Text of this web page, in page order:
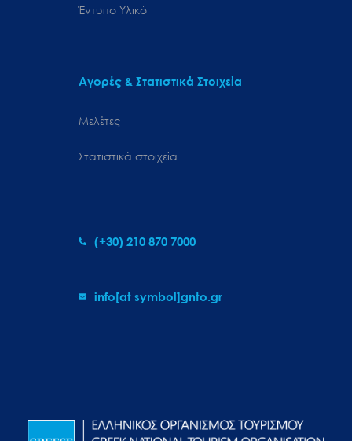
Έντυπο Υλικό
Αγορές & Στατιστικά Στοιχεία
Μελέτες
Στατιστικά στοιχεία
(+30) 210 870 7000
info[at symbol]gnto.gr